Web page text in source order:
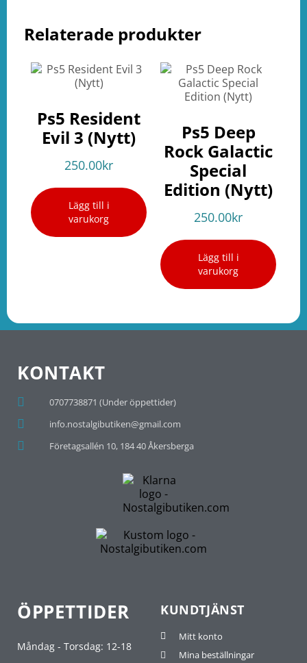
Relaterade produkter
Ps5 Resident
Evil 3 (Nytt)
250.00kr
Lägg till i
varukorg
Ps5 Deep
Rock Galactic
Special
Edition (Nytt)
250.00kr
Lägg till i
varukorg
KONTAKT
0707738871 (Under öppettider)
info.nostalgibutiken@gmail.com
Företagsallén 10, 184 40 Åkersberga
ÖPPETTIDER
Måndag - Torsdag: 12-18
KUNDTJÄNST
Mitt konto
Mina beställningar